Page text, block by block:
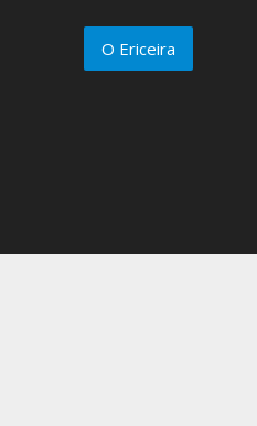
O Ericeira